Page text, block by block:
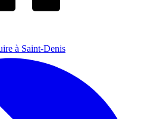
à Saint-Denis